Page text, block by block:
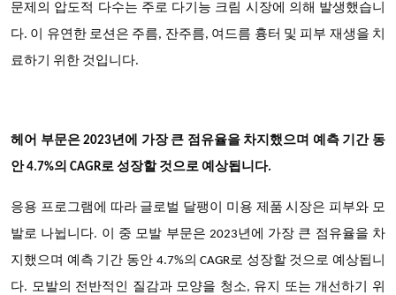
문제의 압도적 다수는 주로 다기능 크림 시장에 의해 발생했습니
다. 이 유연한 로션은 주름, 잔주름, 여드름 흉터 및 피부 재생을 치
료하기 위한 것입니다.
헤어 부문은 2023년에 가장 큰 점유율을 차지했으며 예측 기간 동
안 4.7%의 CAGR로 성장할 것으로 예상됩니다.
응용 프로그램에 따라 글로벌 달팽이 미용 제품 시장은 피부와 모
발로 나뉩니다. 이 중 모발 부문은 2023년에 가장 큰 점유율을 차
지했으며 예측 기간 동안 4.7%의 CAGR로 성장할 것으로 예상됩니
다. 모발의 전반적인 질감과 모양을 청소, 유지 또는 개선하기 위